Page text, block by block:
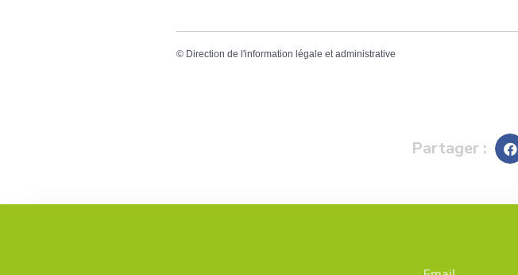
© Direction de l'information légale et administrative
Partager :